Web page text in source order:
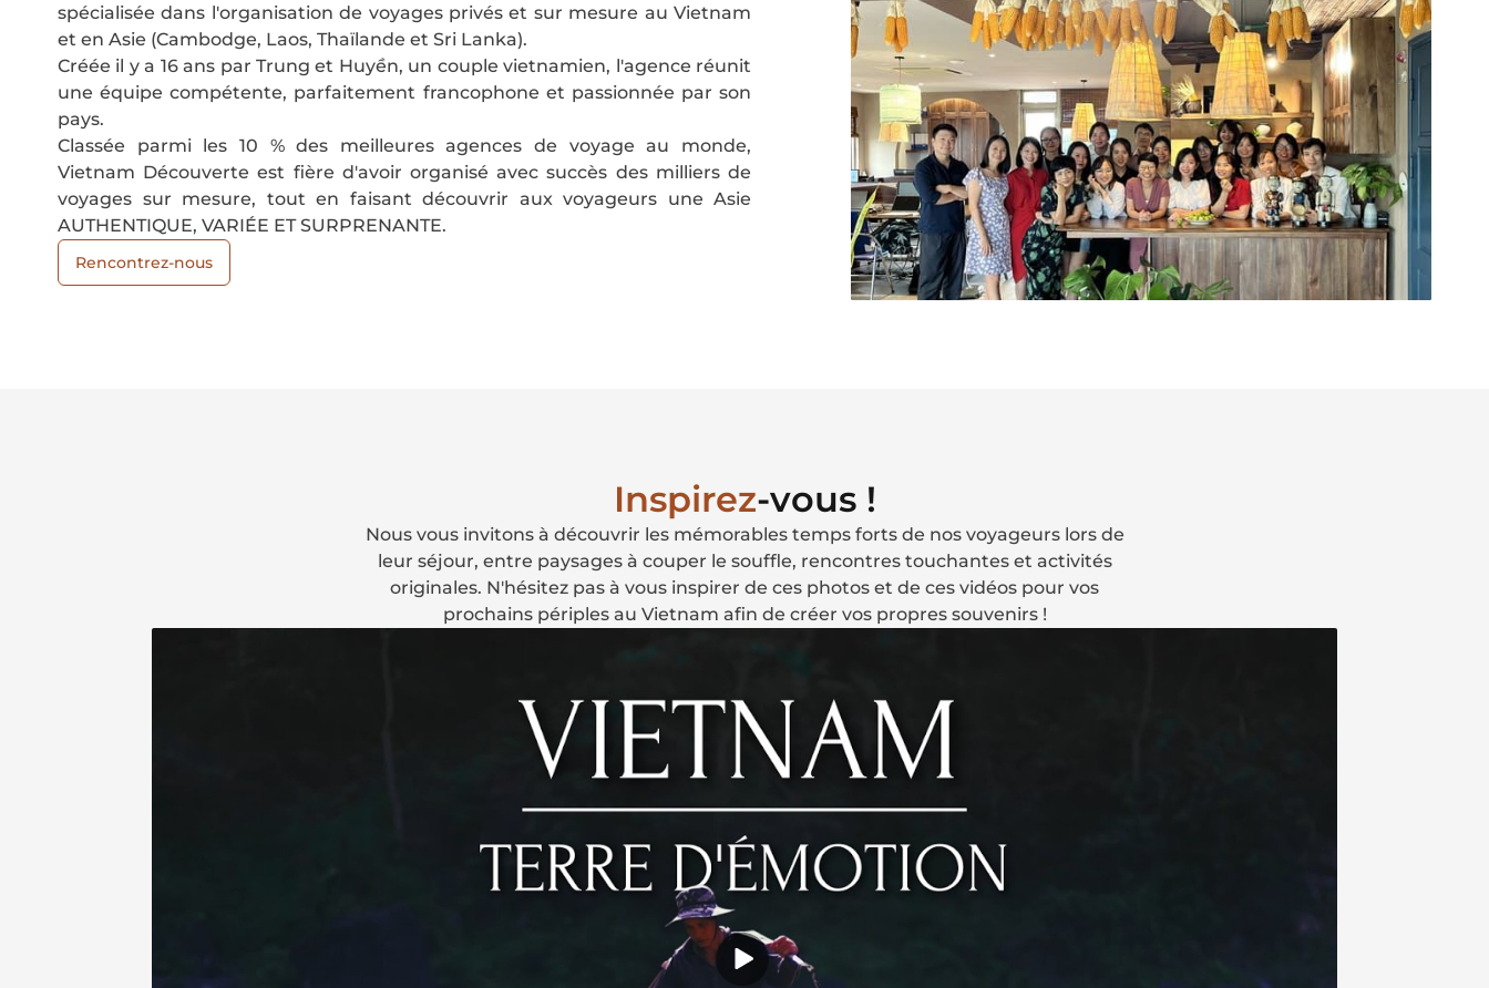
spécialisée dans l'organisation de voyages privés et sur mesure au Vietnam
et en Asie (Cambodge, Laos, Thaïlande et Sri Lanka).
Créée il y a 16 ans par Trung et Huyền, un couple vietnamien, l'agence réunit
une équipe compétente, parfaitement francophone et passionnée par son
pays.
Classée parmi les 10 % des meilleures agences de voyage au monde,
Vietnam Découverte est fière d'avoir organisé avec succès des milliers de
voyages sur mesure, tout en faisant découvrir aux voyageurs une Asie
AUTHENTIQUE, VARIÉE ET SURPRENANTE.
Rencontrez-nous
Inspirez-vous !
Nous vous invitons à découvrir les mémorables temps forts de nos voyageurs lors de
leur séjour, entre paysages à couper le souffle, rencontres touchantes et activités
originales. N'hésitez pas à vous inspirer de ces photos et de ces vidéos pour vos
prochains périples au Vietnam afin de créer vos propres souvenirs !